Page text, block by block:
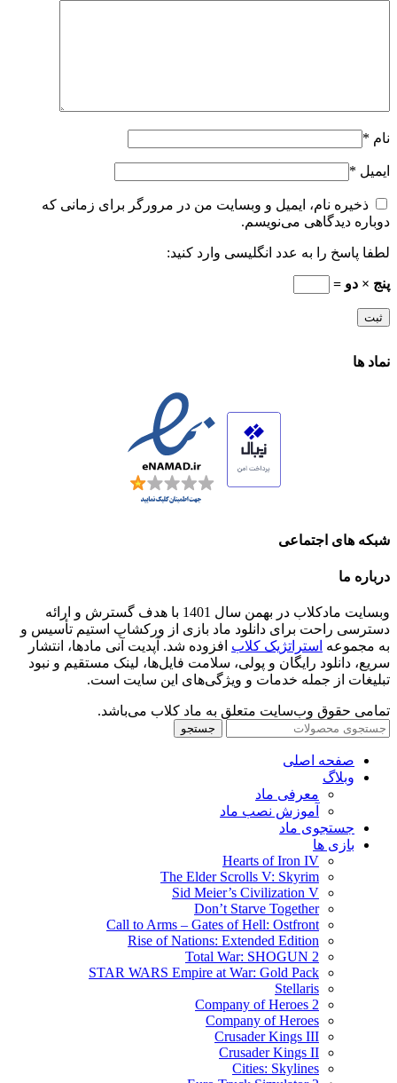
نام *
ایمیل *
ذخیره نام، ایمیل و وبسایت من در مرورگر برای زمانی که
دوباره دیدگاهی می‌نویسم.
لطفا پاسخ را به عدد انگلیسی وارد کنید:
پنج × دو =
نماد ها
شبکه های اجتماعی
درباره ما
وبسایت مادکلاب در بهمن سال 1401 با هدف گسترش و ارائه
دسترسی راحت برای دانلود ماد بازی از ورکشاپ استیم تأسیس و
به مجموعه استراتژیک کلاب افزوده شد. آپدیت آنی مادها، انتشار
سریع، دانلود رایگان و پولی، سلامت فایل‌ها، لینک مستقیم و نبود
تبلیغات از جمله خدمات و ویژگی‌های این سایت است.
تمامی حقوق وب‌سایت متعلق به ماد کلاب می‌باشد.
جستجو
صفحه اصلی
وبلاگ
معرفی ماد
آموزش نصب ماد
جستجوی ماد
بازی ها
Hearts of Iron IV
The Elder Scrolls V: Skyrim
Sid Meier’s Civilization V
Don’t Starve Together
Call to Arms – Gates of Hell: Ostfront
Rise of Nations: Extended Edition
Total War: SHOGUN 2
STAR WARS Empire at War: Gold Pack
Stellaris
Company of Heroes 2
Company of Heroes
Crusader Kings III
Crusader Kings II
Cities: Skylines